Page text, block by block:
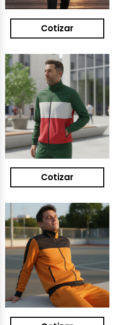
Cotizar
Cotizar